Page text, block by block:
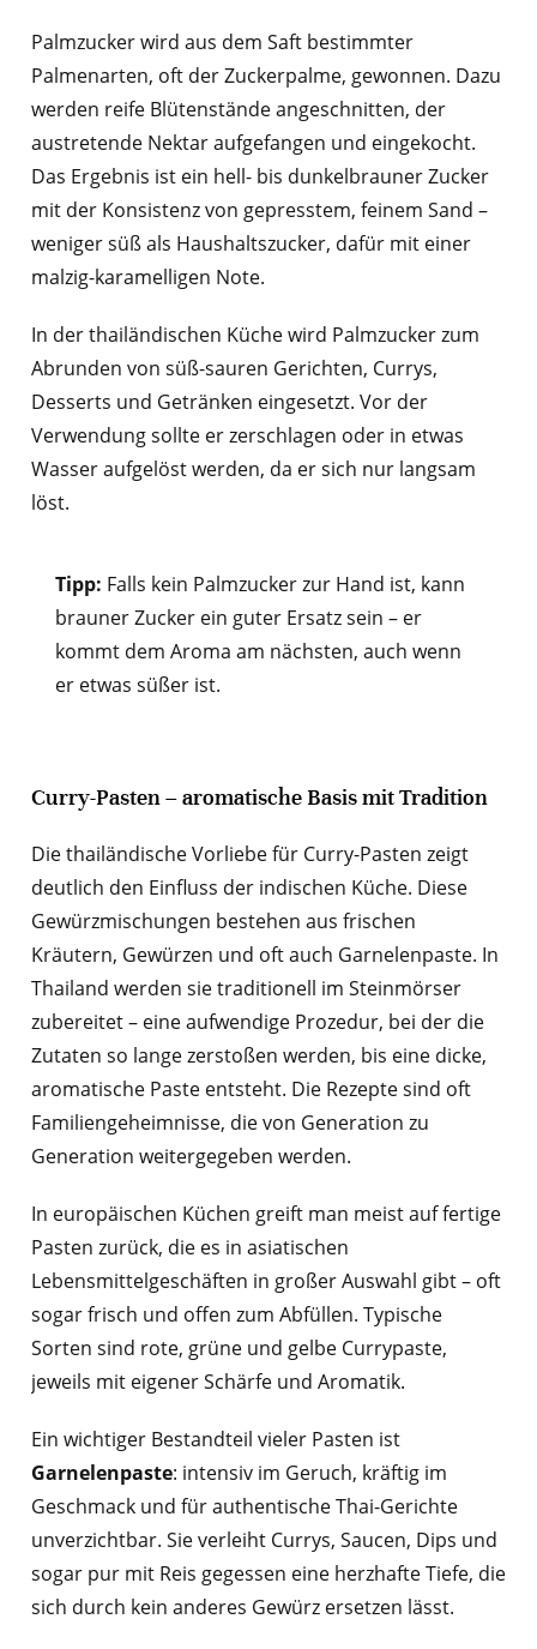
Palmzucker wird aus dem Saft bestimmter
Palmenarten, oft der Zuckerpalme, gewonnen. Dazu
werden reife Blütenstände angeschnitten, der
austretende Nektar aufgefangen und eingekocht.
Das Ergebnis ist ein hell- bis dunkelbrauner Zucker
mit der Konsistenz von gepresstem, feinem Sand –
weniger süß als Haushaltszucker, dafür mit einer
malzig-karamelligen Note.
In der thailändischen Küche wird Palmzucker zum
Abrunden von süß-sauren Gerichten, Currys,
Desserts und Getränken eingesetzt. Vor der
Verwendung sollte er zerschlagen oder in etwas
Wasser aufgelöst werden, da er sich nur langsam
löst.
Tipp: Falls kein Palmzucker zur Hand ist, kann
brauner Zucker ein guter Ersatz sein – er
kommt dem Aroma am nächsten, auch wenn
er etwas süßer ist.
Curry-Pasten – aromatische Basis mit Tradition
Die thailändische Vorliebe für Curry-Pasten zeigt
deutlich den Einfluss der indischen Küche. Diese
Gewürzmischungen bestehen aus frischen
Kräutern, Gewürzen und oft auch Garnelenpaste. In
Thailand werden sie traditionell im Steinmörser
zubereitet – eine aufwendige Prozedur, bei der die
Zutaten so lange zerstoßen werden, bis eine dicke,
aromatische Paste entsteht. Die Rezepte sind oft
Familiengeheimnisse, die von Generation zu
Generation weitergegeben werden.
In europäischen Küchen greift man meist auf fertige
Pasten zurück, die es in asiatischen
Lebensmittelgeschäften in großer Auswahl gibt – oft
sogar frisch und offen zum Abfüllen. Typische
Sorten sind rote, grüne und gelbe Currypaste,
jeweils mit eigener Schärfe und Aromatik.
Ein wichtiger Bestandteil vieler Pasten ist
Garnelenpaste: intensiv im Geruch, kräftig im
Geschmack und für authentische Thai-Gerichte
unverzichtbar. Sie verleiht Currys, Saucen, Dips und
sogar pur mit Reis gegessen eine herzhafte Tiefe, die
sich durch kein anderes Gewürz ersetzen lässt.